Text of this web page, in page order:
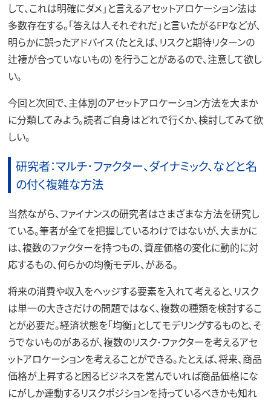
して、これは明確にダメ」と言えるアセットアロケーション法は
多数存在する。「答えは人それぞれだ」と言いたがるFPなどが、
明らかに誤ったアドバイス（たとえば、リスクと期待リターンの
辻褄が合っていないもの）を行うことがあるので、注意して欲し
い。
今回と次回で、主体別のアセットアロケーション方法を大まか
に分類してみよう。読者ご自身はどれで行くか、検討してみて欲
しい。
研究者：マルチ･ファクター、ダイナミック、などと名
の付く複雑な方法
当然ながら、ファイナンスの研究者はさまざまな方法を研究し
ている。筆者が全てを把握しているわけではないが、大まかに
は、複数のファクターを持つもの、資産価格の変化に動的に対
応するもの、何らかの均衡モデル、がある。
将来の消費や収入をヘッジする要素を入れて考えると、リスク
は単一の大きさだけの問題ではなく、複数の種類を検討するこ
とが必要だ。経済状態を「均衡」としてモデリングするものと、そ
うでないものがあるが、複数のリスク･ファクターを考えるアセ
ットアロケーションを考えることができる。たとえば、将来、商品
価格が上昇すると困るビジネスを営んでいれば商品価格にな
にがしか連動するリスクポジションを持っているべきかも知れ